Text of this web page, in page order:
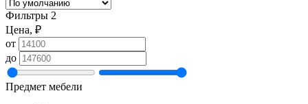
Фильтры 2
Цена, ₽
от
до
Предмет мебели